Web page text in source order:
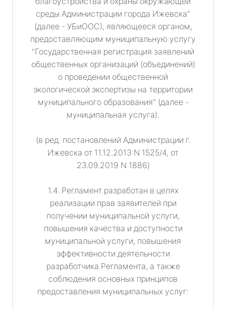
среды Администрации города Ижевска"
(далее - УБиООС), являющееся органом,
предоставляющим муниципальную услугу
"Государственная регистрация заявлений
общественных организаций (объединений)
о проведении общественной
экологической экспертизы на территории
муниципального образования" (далее -
муниципальная услуга).
(в ред. постановлений Администрации г.
Ижевска от 11.12.2013 N 1525/4, от
23.09.2019 N 1886)
1.4. Регламент разработан в целях
реализации прав заявителей при
получении муниципальной услуги,
повышения качества и доступности
муниципальной услуги, повышения
эффективности деятельности
разработчика Регламента, а также
соблюдения основных принципов
предоставления муниципальных услуг: